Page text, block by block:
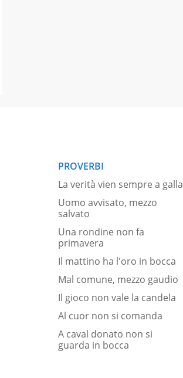
PROVERBI
La verità vien sempre a galla
Uomo avvisato, mezzo
salvato
Una rondine non fa
primavera
Il mattino ha l'oro in bocca
Mal comune, mezzo gaudio
Il gioco non vale la candela
Al cuor non si comanda
A caval donato non si
guarda in bocca